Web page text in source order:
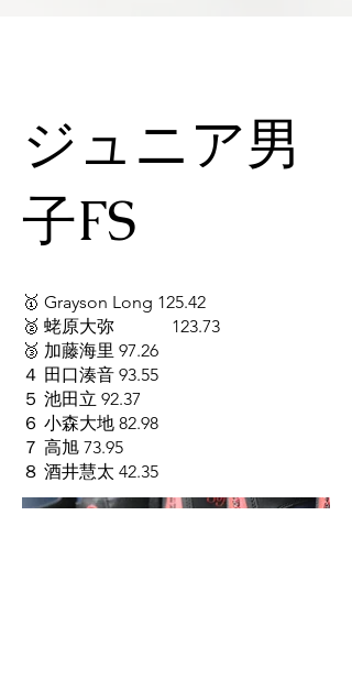
ジュニア男
子FS
🥇 Grayson Long 125.42
🥈 蛯原大弥 123.73
🥉 加藤海里 97.26
４ 田口湊音 93.55
５ 池田立 92.37
６ 小森大地 82.98
７ 高旭 73.95
８ 酒井慧太 42.35